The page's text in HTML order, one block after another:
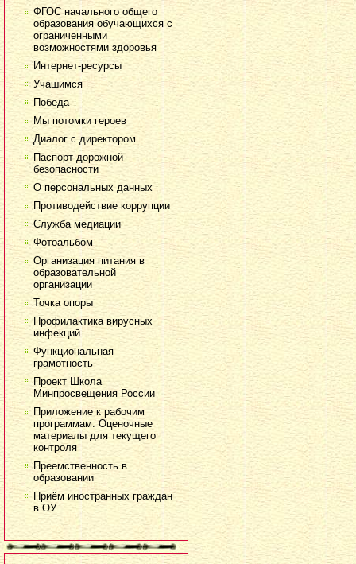
ФГОС начального общего
образования обучающихся с
ограниченными
возможностями здоровья
Интернет-ресурсы
Учашимся
Победа
Мы потомки героев
Диалог с директором
Паспорт дорожной
безопасности
О персональных данных
Противодействие коррупции
Служба медиации
Фотоальбом
Организация питания в
образовательной
организации
Точка опоры
Профилактика вирусных
инфекций
Функциональная
грамотность
Проект Школа
Минпросвещения России
Приложение к рабочим
программам. Оценочные
материалы для текущего
контроля
Преемственность в
образовании
Приём иностранных граждан
в ОУ